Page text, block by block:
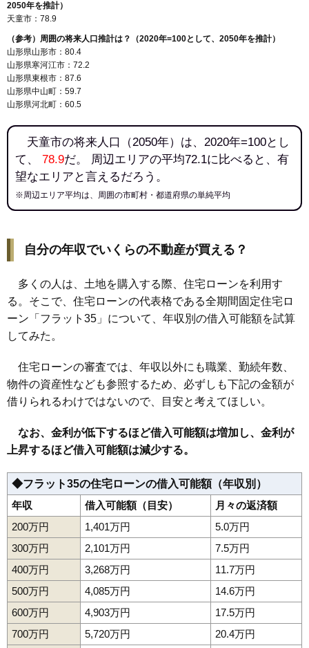
2050年を推計）
天童市：78.9
（参考）周囲の将来人口推計は？（2020年=100として、2050年を推計）
山形県山形市：80.4
山形県寒河江市：72.2
山形県東根市：87.6
山形県中山町：59.7
山形県河北町：60.5
天童市の将来人口（2050年）は、2020年=100とし
て、 78.9だ。 周辺エリアの平均72.1に比べると、有
望なエリアと言えるだろう。
※周辺エリア平均は、周囲の市町村・都道府県の単純平均
自分の年収でいくらの不動産が買える？
多くの人は、土地を購入する際、住宅ローンを利用す
る。そこで、住宅ローンの代表格である全期間固定住宅ロ
ーン「フラット35」について、年収別の借入可能額を試算
してみた。
住宅ローンの審査では、年収以外にも職業、勤続年数、
物件の資産性なども参照するため、必ずしも下記の金額が
借りられるわけではないので、目安と考えてほしい。
なお、金利が低下するほど借入可能額は増加し、金利が
上昇するほど借入可能額は減少する。
◆フラット35の住宅ローンの借入可能額（年収別）
年収
借入可能額（目安）
月々の返済額
200万円
1,401万円
5.0万円
300万円
2,101万円
7.5万円
400万円
3,268万円
11.7万円
500万円
4,085万円
14.6万円
600万円
4,903万円
17.5万円
700万円
5,720万円
20.4万円